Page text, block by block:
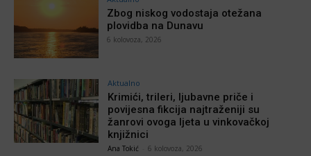
Zbog niskog vodostaja otežana
plovidba na Dunavu
6 kolovoza, 2026
Aktualno
Krimići, trileri, ljubavne priče i
povijesna fikcija najtraženiji su
žanrovi ovoga ljeta u vinkovačkoj
knjižnici
Ana Tokić 6 kolovoza, 2026